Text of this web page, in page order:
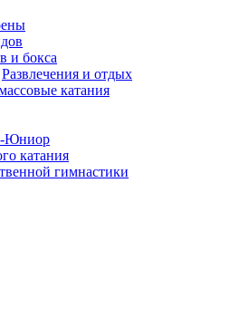
и бокса
Развлечения и отдых
катания
Юниор
катания
гимнастики